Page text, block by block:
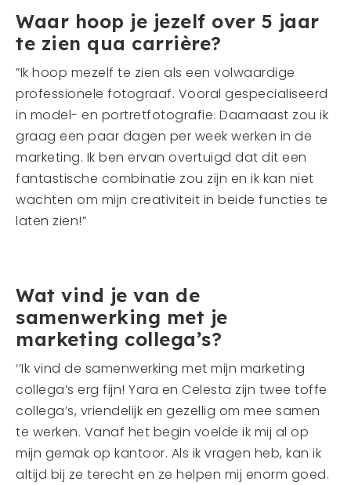
Waar hoop je jezelf over 5 jaar
te zien qua carrière?
”Ik hoop mezelf te zien als een volwaardige
professionele fotograaf. Vooral gespecialiseerd
in model- en portretfotografie. Daarnaast zou ik
graag een paar dagen per week werken in de
marketing. Ik ben ervan overtuigd dat dit een
fantastische combinatie zou zijn en ik kan niet
wachten om mijn creativiteit in beide functies te
laten zien!”
Wat vind je van de
samenwerking met je
marketing collega’s?
‘’Ik vind de samenwerking met mijn marketing
collega’s erg fijn! Yara en Celesta zijn twee toffe
collega’s, vriendelijk en gezellig om mee samen
te werken. Vanaf het begin voelde ik mij al op
mijn gemak op kantoor. Als ik vragen heb, kan ik
altijd bij ze terecht en ze helpen mij enorm goed.